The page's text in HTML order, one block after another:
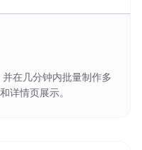
在几分钟内批量制作多
详情页展示。